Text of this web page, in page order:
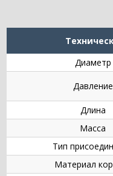
Диаметр
Давление
Длина
Масса
Тип
Материал